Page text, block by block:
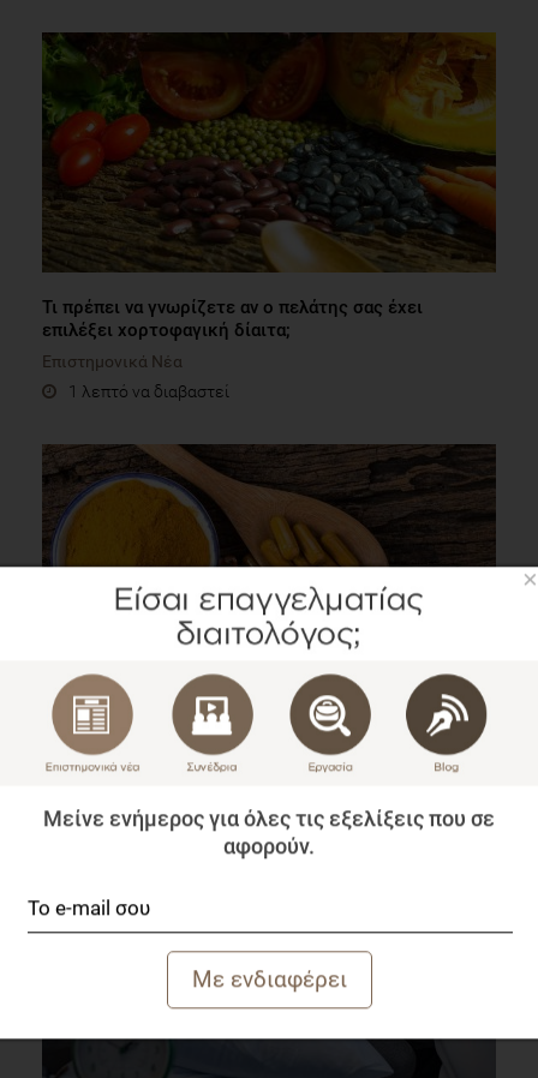
Τι πρέπει να γνωρίζετε αν ο πελάτης σας έχει
επιλέξει χορτοφαγική δίαιτα;
Επιστημονικά Νέα
1 λεπτό να διαβαστεί
Ωμέγα 3, κουρκουμίνη και πρoβιοτικά στην
αντιμετώπιση των ΙΦΝΕ
Ομιλίες
×
Μείνε ενήμερος για όλες τις εξελίξεις που σε
αφορούν.